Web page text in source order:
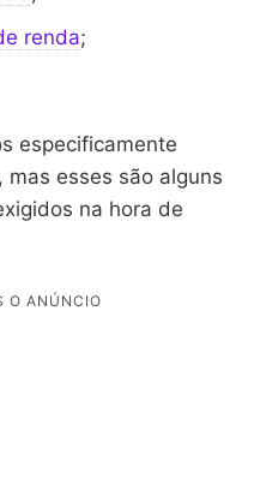
renda;
especificamente
esses são alguns
na hora de